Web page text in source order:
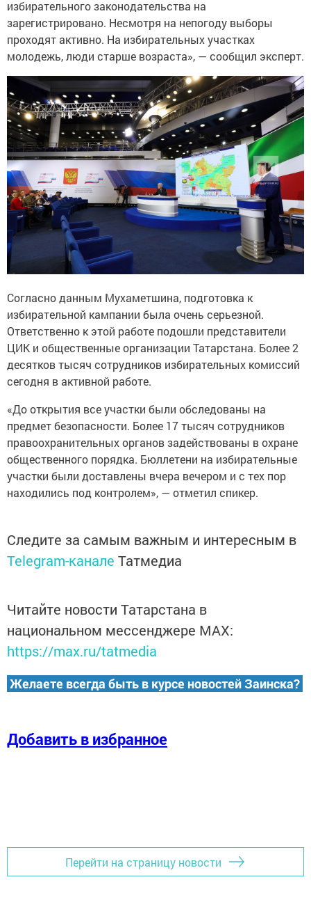
избирательного законодательства на
зарегистрировано. Несмотря на непогоду выборы
проходят активно. На избирательных участках
молодежь, люди старше возраста», — сообщил эксперт.
Согласно данным Мухаметшина, подготовка к
избирательной кампании была очень серьезной.
Ответственно к этой работе подошли представители
ЦИК и общественные организации Татарстана. Более 2
десятков тысяч сотрудников избирательных комиссий
сегодня в активной работе.
«До открытия все участки были обследованы на
предмет безопасности. Более 17 тысяч сотрудников
правоохранительных органов задействованы в охране
общественного порядка. Бюллетени на избирательные
участки были доставлены вчера вечером и с тех пор
находились под контролем», — отметил спикер.
Следите за самым важным и интересным в
Telegram-канале Татмедиа
Читайте новости Татарстана в
национальном мессенджере MАХ:
https://max.ru/tatmedia
Желаете всегда быть в курсе новостей Заинска?
Добавить в избранное
Перейти на страницу новости